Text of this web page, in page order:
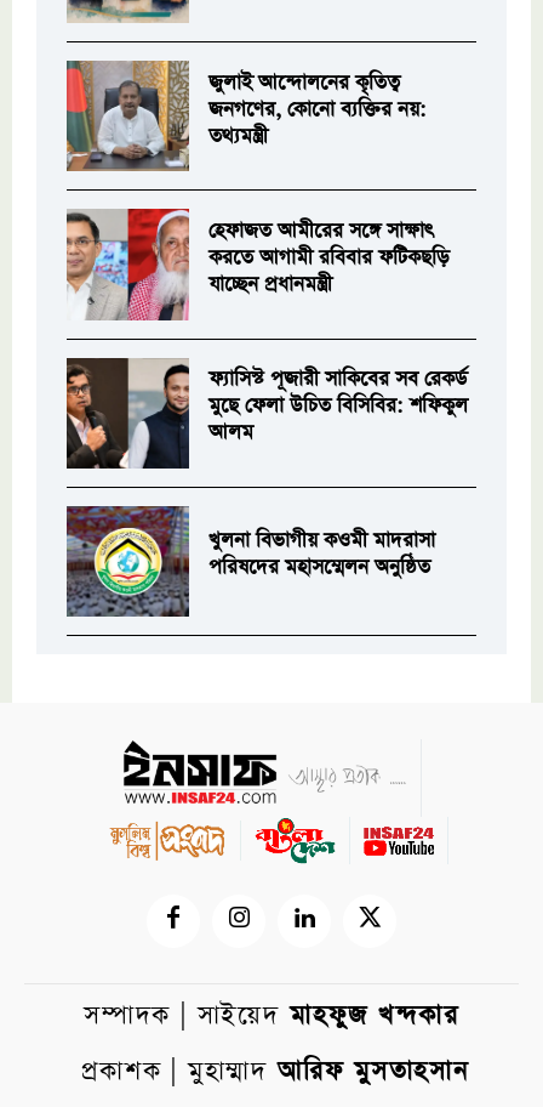
জুলাই আন্দোলনের কৃতিত্ব
জনগণের, কোনো ব্যক্তির নয়:
তথ্যমন্ত্রী
হেফাজত আমীরের সঙ্গে সাক্ষাৎ
করতে আগামী রবিবার ফটিকছড়ি
যাচ্ছেন প্রধানমন্ত্রী
ফ্যাসিস্ট পূজারী সাকিবের সব রেকর্ড
মুছে ফেলা উচিত বিসিবির: শফিকুল
আলম
খুলনা বিভাগীয় কওমী মাদরাসা
পরিষদের মহাসম্মেলন অনুষ্ঠিত
সম্পাদক | সাইয়েদমাহফুজ খন্দকার
প্রকাশক | মুহাম্মাদআরিফ মুসতাহসান